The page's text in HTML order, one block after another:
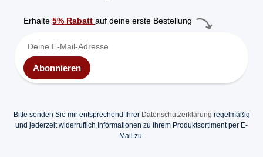
Erhalte5% Rabattauf deine erste Bestellung
Abonnieren
Bitte senden Sie mir entsprechend Ihrer Datenschutzerklärung regelmäßig
und jederzeit widerruflich Informationen zu Ihrem Produktsortiment per E-
Mail zu.